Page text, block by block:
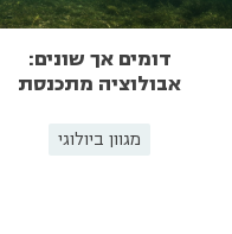
דומים אך שונים:
אבולוציה מתכנסת
מגוון ביולוגי